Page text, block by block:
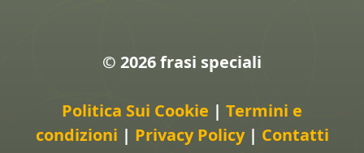
© 2026 frasi speciali
Politica Sui Cookie | Termini e
condizioni | Privacy Policy | Contatti